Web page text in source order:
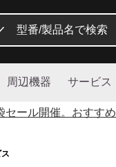
周辺機器 サービス
セール開催。おすす